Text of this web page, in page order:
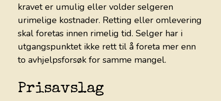
kravet er umulig eller volder selgeren
urimelige kostnader. Retting eller omlevering
skal foretas innen rimelig tid. Selger har i
utgangspunktet ikke rett til å foreta mer enn
to avhjelpsforsøk for samme mangel.
Prisavslag